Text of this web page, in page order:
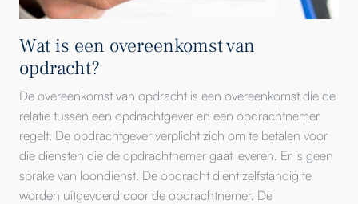
Wat is een overeenkomst van
opdracht?
De overeenkomst van opdracht is een overeenkomst die de
relatie tussen een opdrachtgever en een opdrachtnemer
regelt. De opdrachtgever verplicht zich om te betalen voor
die diensten die de opdrachtnemer gaat leveren. Er is geen
sprake van loondienst. De opdracht dient zelfstandig te
worden uitgevoerd door de opdrachtnemer. De